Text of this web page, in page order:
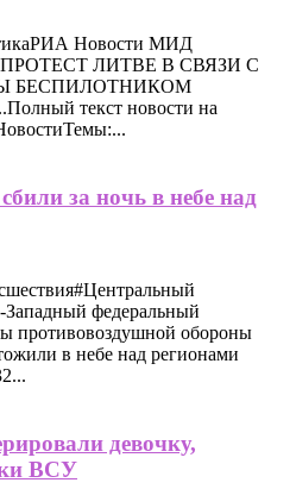
Новости МИД
ЛИТВЕ В СВЯЗИ С
БЕСПИЛОТНИКОМ
текст новости на
за ночь в небе над
Западный федеральный
противовоздушной обороны
в небе над регионами
девочку,
ВСУ